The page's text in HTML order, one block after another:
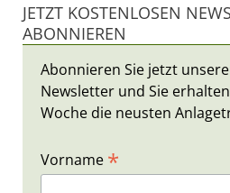
JETZT KOSTENLOSEN
ABONNIEREN
Abonnieren Sie jetzt
Newsletter und Sie
Woche die neusten
Vorname *